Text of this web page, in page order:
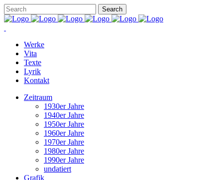
Werke
Vita
Texte
Lyrik
Kontakt
Zeitraum
1930er Jahre
1940er Jahre
1950er Jahre
1960er Jahre
1970er Jahre
1980er Jahre
1990er Jahre
undatiert
Grafik